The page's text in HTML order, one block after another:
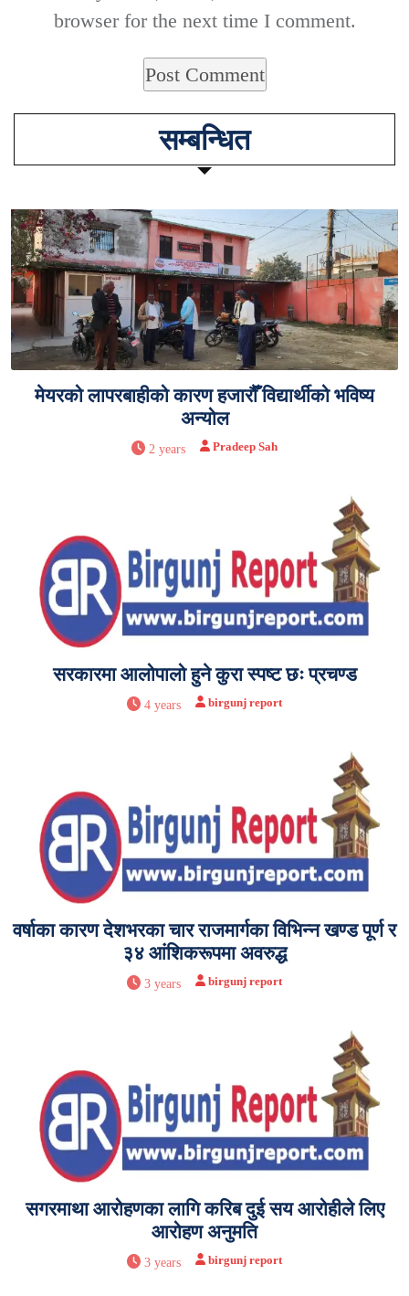
browser for the next time I comment.
सम्बन्धित
मेयरको लापरबाहीको कारण हजारौँ विद्यार्थीको भविष्य
अन्योल
2 years Pradeep Sah
सरकारमा आलोपालो हुने कुरा स्पष्ट छः प्रचण्ड
4 years birgunj report
वर्षाका कारण देशभरका चार राजमार्गका विभिन्न खण्ड पूर्ण र
३४ आंशिकरूपमा अवरुद्ध
3 years birgunj report
सगरमाथा आरोहणका लागि करिब दुई सय आरोहीले लिए
आरोहण अनुमति
3 years birgunj report